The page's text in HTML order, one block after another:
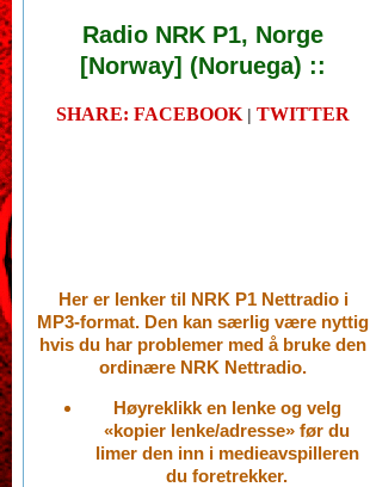
Radio NRK P1, Norge
[Norway] (Noruega) ::
SHARE: FACEBOOK | TWITTER
Her er lenker til NRK P1 Nettradio i
MP3-format. Den kan særlig være nyttig
hvis du har problemer med å bruke den
ordinære NRK Nettradio.
Høyreklikk en lenke og velg
«kopier lenke/adresse» før du
limer den inn i medieavspilleren
du foretrekker.